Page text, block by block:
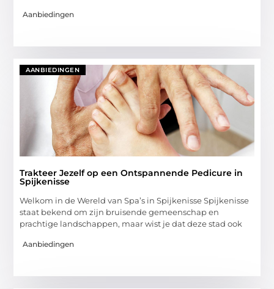
Aanbiedingen
AANBIEDINGEN
Trakteer Jezelf op een Ontspannende Pedicure in
Spijkenisse
Welkom in de Wereld van Spa’s in Spijkenisse Spijkenisse
staat bekend om zijn bruisende gemeenschap en
prachtige landschappen, maar wist je dat deze stad ook
Aanbiedingen